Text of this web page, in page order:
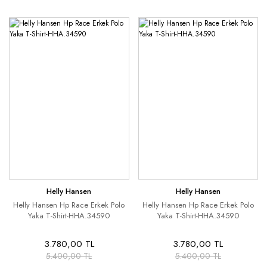
Helly Hansen
Helly Hansen Hp Race Erkek Polo
Yaka T-Shirt-HHA.34590
3.780,00 TL
5.400,00 TL
Helly Hansen
Helly Hansen Hp Race Erkek Polo
Yaka T-Shirt-HHA.34590
3.780,00 TL
5.400,00 TL